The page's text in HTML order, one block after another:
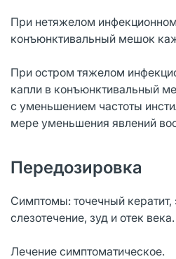
При нетяжелом
конъюнктивальный мешок
При остром тяжелом
капли в конъюнктивальный
с уменьшением частоты
мере уменьшения явлений
Передозировка
Симптомы: точечный
слезотечение, зуд и отек века.
Лечение симптоматическое.